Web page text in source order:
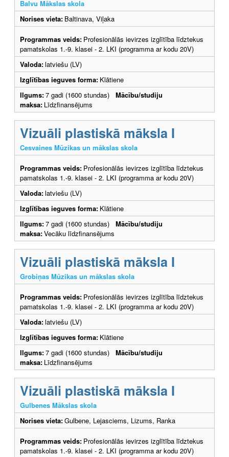
Balvu Mākslas skola
Norises vieta: Baltinava, Viļaka
Programmas veids: Profesionālās ievirzes izglītība līdztekus
pamatskolas 1.-9. klasei - 2. LKI (programma ar kodu 20V)
Valoda:latviešu (LV)
Izglītības ieguves forma: Klātiene
Ilgums:7 gadi (1600 stundas) Mācību/studiju
maksa: Līdzfinansējums
Vizuāli plastiskā māksla I
Cesvaines Mūzikas un mākslas skola
Programmas veids: Profesionālās ievirzes izglītība līdztekus
pamatskolas 1.-9. klasei - 2. LKI (programma ar kodu 20V)
Valoda:latviešu (LV)
Izglītības ieguves forma: Klātiene
Ilgums:7 gadi (1600 stundas) Mācību/studiju
maksa:Vecāku līdzfinansējums
Vizuāli plastiskā māksla I
Grobiņas Mūzikas un mākslas skola
Programmas veids: Profesionālās ievirzes izglītība līdztekus
pamatskolas 1.-9. klasei - 2. LKI (programma ar kodu 20V)
Valoda:latviešu (LV)
Izglītības ieguves forma: Klātiene
Ilgums:7 gadi (1600 stundas) Mācību/studiju
maksa: Līdzfinansējums
Vizuāli plastiskā māksla I
Gulbenes Mākslas skola
Norises vieta:Gulbene, Lejasciems, Lizums, Ranka
Programmas veids: Profesionālās ievirzes izglītība līdztekus
pamatskolas 1.-9. klasei - 2. LKI (programma ar kodu 20V)